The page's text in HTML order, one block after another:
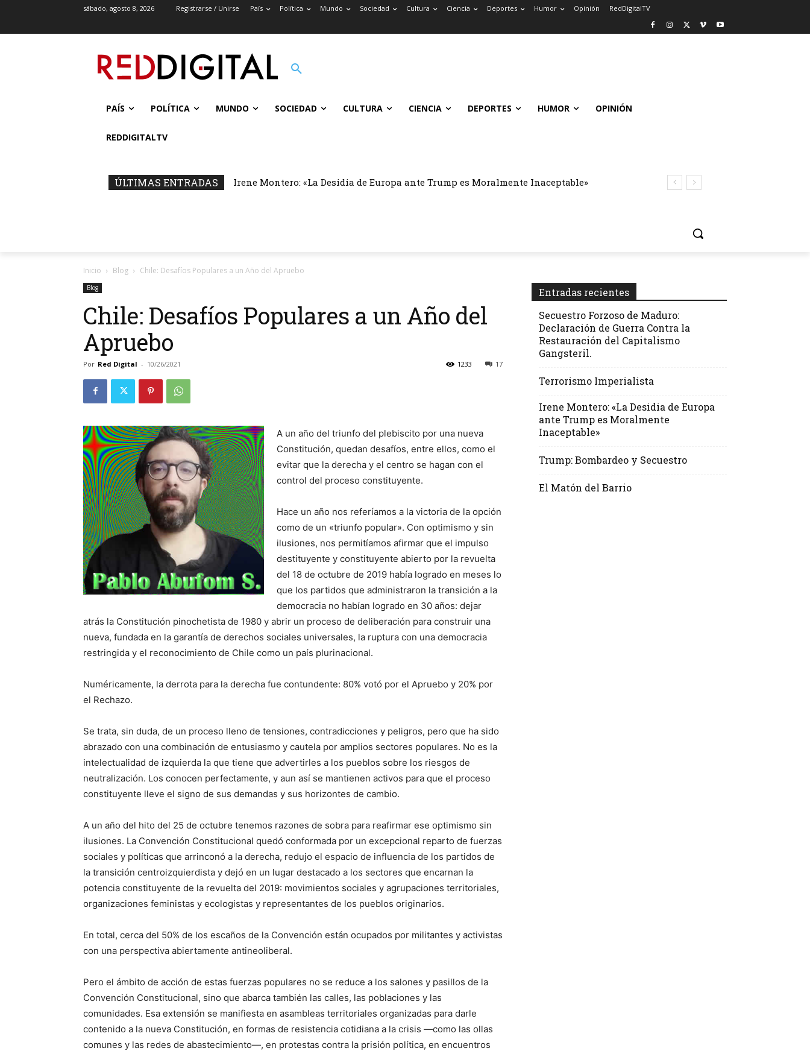
sábado, agosto 8, 2026 Registrarse / Unirse País Política Mundo Sociedad Cultura Ciencia Deportes Humor Opinión RedDigitalTV
PAÍS POLÍTICA MUNDO SOCIEDAD CULTURA CIENCIA DEPORTES HUMOR OPINIÓN
REDDIGITALTV
ÚLTIMAS ENTRADAS Irene Montero: «La Desidia de Europa ante Trump es Moralmente Inaceptable»
Inicio Blog Chile: Desafíos Populares a un Año del Apruebo
Blog
Chile: Desafíos Populares a un Año del
Apruebo
Por Red Digital - 10/26/2021 17
1233
A un año del triunfo del plebiscito por una nueva
Constitución, quedan desafíos, entre ellos, como el
evitar que la derecha y el centro se hagan con el
control del proceso constituyente.
Hace un año nos referíamos a la victoria de la opción
como de un «triunfo popular». Con optimismo y sin
ilusiones, nos permitíamos afirmar que el impulso
destituyente y constituyente abierto por la revuelta
del 18 de octubre de 2019 había logrado en meses lo
que los partidos que administraron la transición a la
democracia no habían logrado en 30 años: dejar
atrás la Constitución pinochetista de 1980 y abrir un proceso de deliberación para construir una
nueva, fundada en la garantía de derechos sociales universales, la ruptura con una democracia
restringida y el reconocimiento de Chile como un país plurinacional.
Numéricamente, la derrota para la derecha fue contundente: 80% votó por el Apruebo y 20% por
el Rechazo.
Se trata, sin duda, de un proceso lleno de tensiones, contradicciones y peligros, pero que ha sido
abrazado con una combinación de entusiasmo y cautela por amplios sectores populares. No es la
intelectualidad de izquierda la que tiene que advertirles a los pueblos sobre los riesgos de
neutralización. Los conocen perfectamente, y aun así se mantienen activos para que el proceso
constituyente lleve el signo de sus demandas y sus horizontes de cambio.
A un año del hito del 25 de octubre tenemos razones de sobra para reafirmar ese optimismo sin
ilusiones. La Convención Constitucional quedó conformada por un excepcional reparto de fuerzas
sociales y políticas que arrinconó a la derecha, redujo el espacio de influencia de los partidos de
la transición centroizquierdista y dejó en un lugar destacado a los sectores que encarnan la
potencia constituyente de la revuelta del 2019: movimientos sociales y agrupaciones territoriales,
organizaciones feministas y ecologistas y representantes de los pueblos originarios.
En total, cerca del 50% de los escaños de la Convención están ocupados por militantes y activistas
con una perspectiva abiertamente antineoliberal.
Pero el ámbito de acción de estas fuerzas populares no se reduce a los salones y pasillos de la
Convención Constitucional, sino que abarca también las calles, las poblaciones y las
comunidades. Esa extensión se manifiesta en asambleas territoriales organizadas para darle
contenido a la nueva Constitución, en formas de resistencia cotidiana a la crisis —como las ollas
comunes y las redes de abastecimiento—, en protestas contra la prisión política, en encuentros
Entradas recientes
Secuestro Forzoso de Maduro:
Declaración de Guerra Contra la
Restauración del Capitalismo
Gangsteril.
Terrorismo Imperialista
Irene Montero: «La Desidia de Europa
ante Trump es Moralmente
Inaceptable»
Trump: Bombardeo y Secuestro
El Matón del Barrio